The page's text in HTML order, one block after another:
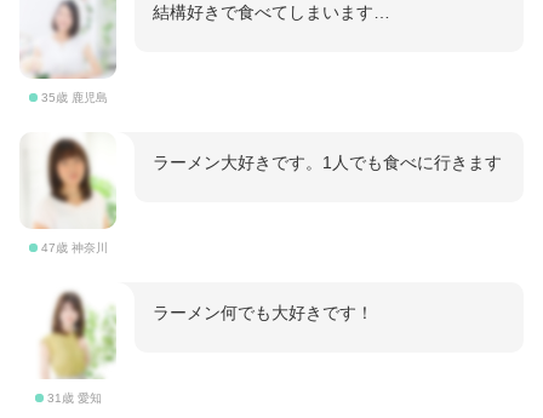
35歳 鹿児島
結構好きで食べてしまいます…
47歳 神奈川
ラーメン大好きです。1人でも食べに行きます
31歳 愛知
ラーメン何でも大好きです！